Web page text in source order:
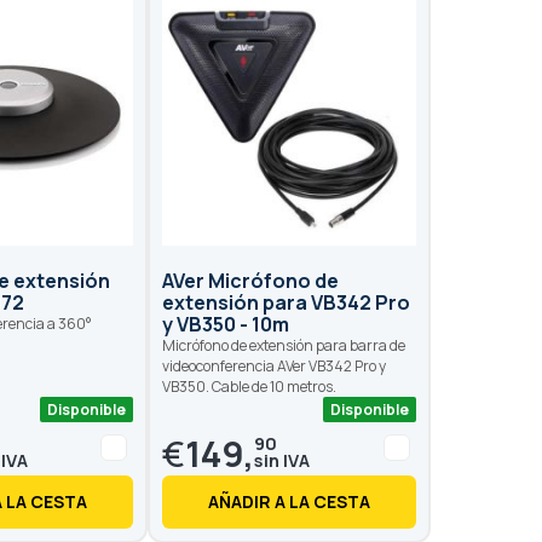
extensión
a 360°
Disponible
LA CESTA
AVer Micrófono de
extensión para VB342 Pro
y VB350 - 10m
Micrófono de extensión para barra de
videoconferencia AVer VB342 Pro y
VB350. Cable de 10 metros.
Disponible
€149,90
AÑADIR A LA CESTA